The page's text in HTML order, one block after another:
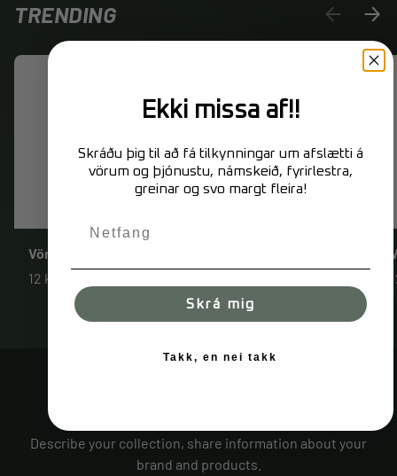
TRENDING FYRRI
Vöru titill
12 kr
Describe your collection, share information about your
brand and products.
Ekki missa af!!
Skráðu þig til að fá tilkynningar um afslætti á
vörum og þjónustu, námskeið, fyrirlestra,
greinar og svo margt fleira!
Skrá mig
Takk, en nei takk